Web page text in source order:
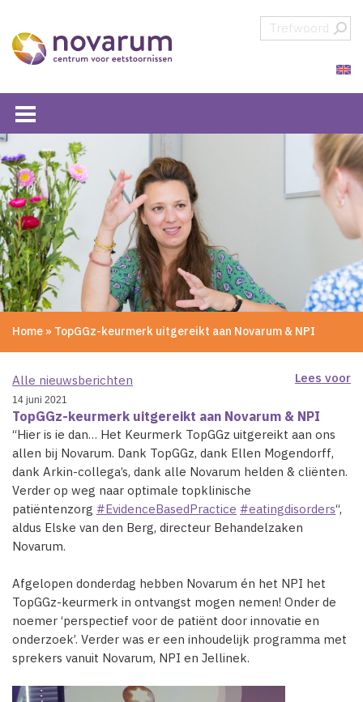
Home » TopGGz-keurmerk uitgereikt aan Novarum & NPI
Lees voor
Alle nieuwsberichten
14 juni 2021
TopGGz-keurmerk uitgereikt aan Novarum & NPI
“Hier is ie dan… Het Keurmerk TopGGz uitgereikt aan ons
allen bij Novarum. Dank TopGGz, dank Ellen Mogendorff,
dank Arkin-collega’s, dank alle Novarum helden & cliënten.
Verder op weg naar optimale topklinische
patiëntenzorg #EvidenceBasedPractice #eatingdisorders“,
aldus Elske van den Berg, directeur Behandelzaken
Novarum.
Afgelopen donderdag hebben Novarum én het NPI het
TopGGz-keurmerk in ontvangst mogen nemen! Onder de
noemer ‘perspectief voor de patiënt door innovatie en
onderzoek’. Verder was er een inhoudelijk programma met
sprekers vanuit Novarum, NPI en Jellinek.